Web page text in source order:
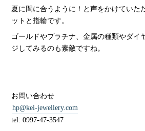
夏に間に合うように！と声をかけていた
ットと指輪です。
ゴールドやプラチナ、金属の種類やダイ
ジしてみるのも素敵ですね。
お問い合わせ
hp@kei-jewellery.com
tel: 0997-47-3547